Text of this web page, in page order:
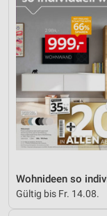
Gültig bis Fr. 14.08.